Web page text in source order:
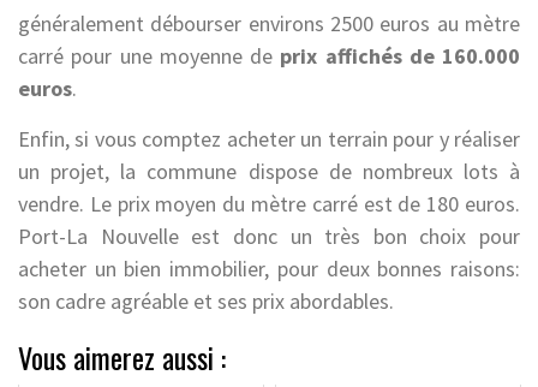
généralement débourser environs 2500 euros au mètre
carré pour une moyenne de prix affichés de 160.000
euros.
Enfin, si vous comptez acheter un terrain pour y réaliser
un projet, la commune dispose de nombreux lots à
vendre. Le prix moyen du mètre carré est de 180 euros.
Port-La Nouvelle est donc un très bon choix pour
acheter un bien immobilier, pour deux bonnes raisons:
son cadre agréable et ses prix abordables.
Vous aimerez aussi :